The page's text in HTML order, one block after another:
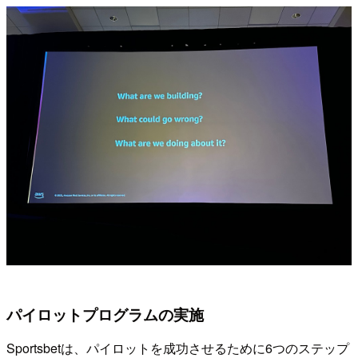
パイロットプログラムの実施
Sportsbetは、パイロットを成功させるために6つのステップ